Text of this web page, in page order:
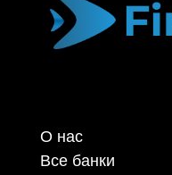
О нас
Все банки